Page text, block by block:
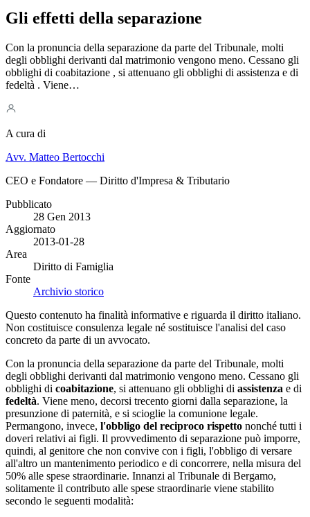
Gli effetti della separazione
Con la pronuncia della separazione da parte del Tribunale, molti
degli obblighi derivanti dal matrimonio vengono meno. Cessano gli
obblighi di coabitazione , si attenuano gli obblighi di assistenza e di
fedeltà . Viene…
A cura di
Avv. Matteo Bertocchi
CEO e Fondatore — Diritto d'Impresa & Tributario
Pubblicato
28 Gen 2013
Aggiornato
2013-01-28
Area
Diritto di Famiglia
Fonte
Archivio storico
Questo contenuto ha finalità informative e riguarda il diritto italiano.
Non costituisce consulenza legale né sostituisce l'analisi del caso
concreto da parte di un avvocato.
Con la pronuncia della separazione da parte del Tribunale, molti
degli obblighi derivanti dal matrimonio vengono meno. Cessano gli
obblighi di coabitazione, si attenuano gli obblighi di assistenza e di
fedeltà. Viene meno, decorsi trecento giorni dalla separazione, la
presunzione di paternità, e si scioglie la comunione legale.
Permangono, invece, l'obbligo del reciproco rispetto nonché tutti i
doveri relativi ai figli. Il provvedimento di separazione può imporre,
quindi, al genitore che non convive con i figli, l'obbligo di versare
all'altro un mantenimento periodico e di concorrere, nella misura del
50% alle spese straordinarie. Innanzi al Tribunale di Bergamo,
solitamente il contributo alle spese straordinarie viene stabilito
secondo le seguenti modalità: